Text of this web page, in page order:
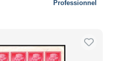
Professionnel